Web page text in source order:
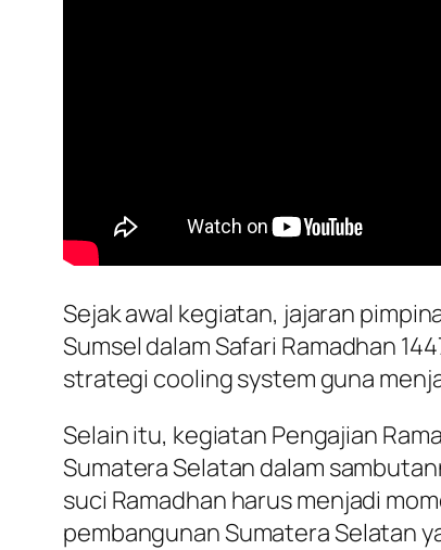
Sejak awal kegiatan, jajaran
Sumsel dalam Safari Ramadhan
strategi cooling system guna
Selain itu, kegiatan Pengajian
Sumatera Selatan dalam
suci Ramadhan harus menjadi
pembangunan Sumatera Selatan